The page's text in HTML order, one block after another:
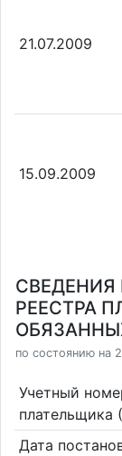
21.07.2009
15.09.2009
СВЕДЕНИЯ
РЕЕСТРА
по состоянию на
Учетный
плательщика
Дата